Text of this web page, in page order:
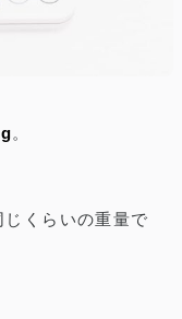
。
くらいの重量で